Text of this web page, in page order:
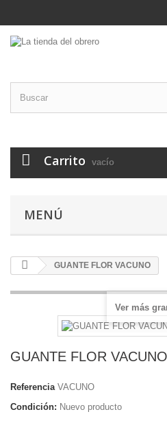
Carrito vacío
MENÚ
GUANTE FLOR VACUNO
Ver más
GUANTE FLOR VACUNO
Referencia VACUNO
Condición: Nuevo producto